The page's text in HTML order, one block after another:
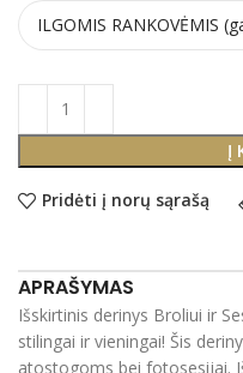
Į
Pridėti į norų sąrašą
APRAŠYMAS
Išskirtinis derinys Broliui ir
stilingai ir vieningai! Šis
atostogoms bei fotosesijai.